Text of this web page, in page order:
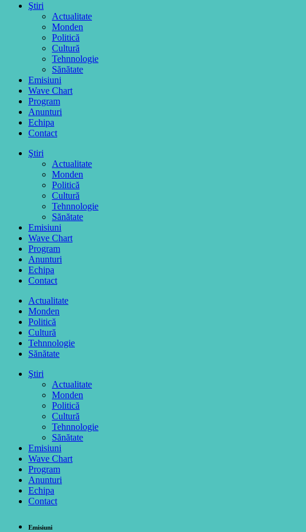
Ştiri
Actualitate
Monden
Politică
Cultură
Tehnnologie
Sănătate
Emisiuni
Wave Chart
Program
Anunturi
Echipa
Contact
Ştiri
Actualitate
Monden
Politică
Cultură
Tehnnologie
Sănătate
Emisiuni
Wave Chart
Program
Anunturi
Echipa
Contact
Actualitate
Monden
Politică
Cultură
Tehnnologie
Sănătate
Ştiri
Actualitate
Monden
Politică
Cultură
Tehnnologie
Sănătate
Emisiuni
Wave Chart
Program
Anunturi
Echipa
Contact
Emisiuni